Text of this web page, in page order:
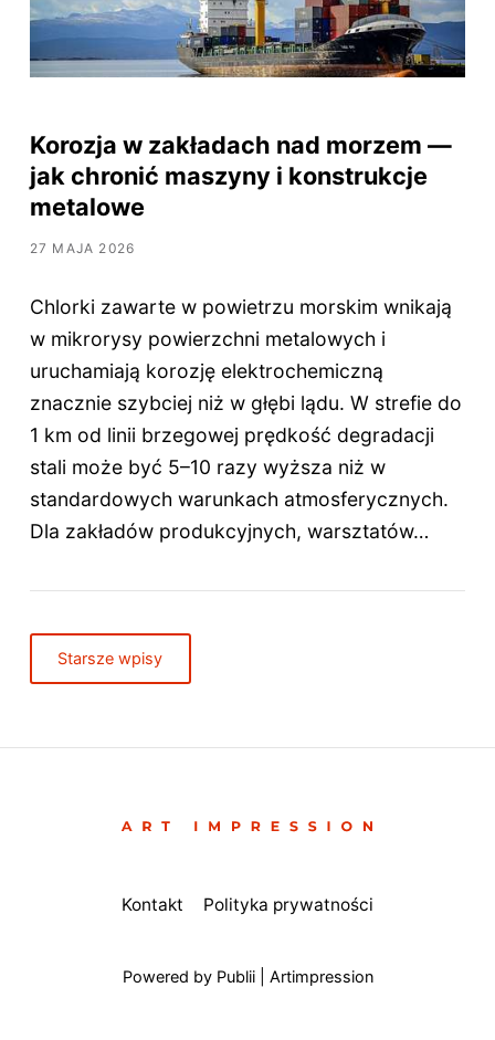
Korozja w zakładach nad morzem —
jak chronić maszyny i konstrukcje
metalowe
27 MAJA 2026
Chlorki zawarte w powietrzu morskim wnikają
w mikrorysy powierzchni metalowych i
uruchamiają korozję elektrochemiczną
znacznie szybciej niż w głębi lądu. W strefie do
1 km od linii brzegowej prędkość degradacji
stali może być 5–10 razy wyższa niż w
standardowych warunkach atmosferycznych.
Dla zakładów produkcyjnych, warsztatów…
Starsze wpisy
Kontakt Polityka prywatności
Powered by Publii | Artimpression